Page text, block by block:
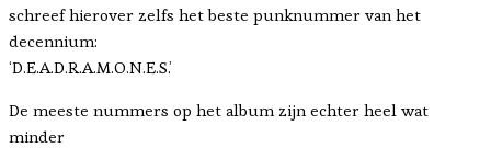
schreef hierover zelfs het beste punknummer van het
decennium:
‘D.E.A.D.R.A.M.O.N.E.S.’
De meeste nummers op het album zijn echter heel wat
minder